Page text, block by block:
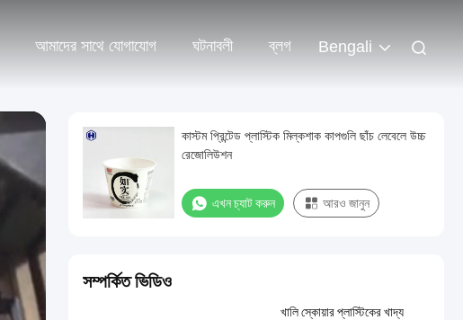
আমাদের সাথে যোগাযোগ ঘটনাবলী ব্লগ Bengali
কাস্টম প্রিন্টেড প্লাস্টিক মিল্কশাক কাপগুলি ছাঁচ লেবেলে উচ্চ
রেজোলিউশন
এখন চ্যাট করুন আরও জানুন
সম্পর্কিত ভিডিও
খালি স্কোয়ার প্লাস্টিকের খাদ্য